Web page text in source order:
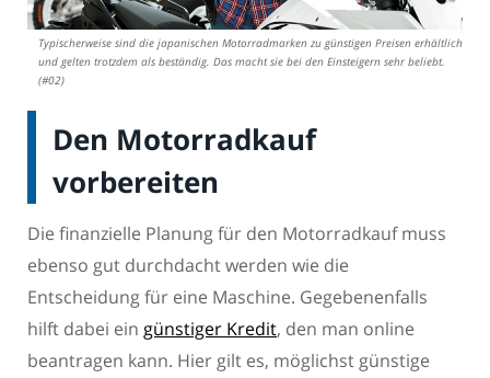
Typischerweise sind die japanischen Motorradmarken zu günstigen Preisen erhältlich
und gelten trotzdem als beständig. Das macht sie bei den Einsteigern sehr beliebt.
(#02)
Den Motorradkauf
vorbereiten
Die finanzielle Planung für den Motorradkauf muss
ebenso gut durchdacht werden wie die
Entscheidung für eine Maschine. Gegebenenfalls
hilft dabei ein günstiger Kredit, den man online
beantragen kann. Hier gilt es, möglichst günstige